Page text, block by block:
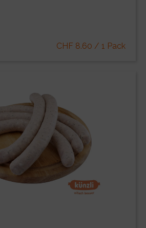
CHF 8.60 / 1 Pack